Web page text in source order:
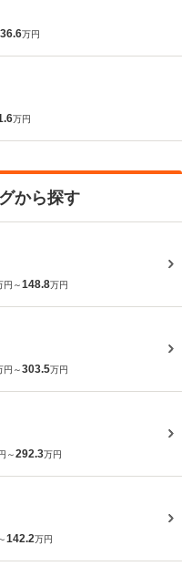
万円
万円
から探す
円～148.8万円
円～303.5万円
～292.3万円
142.2万円